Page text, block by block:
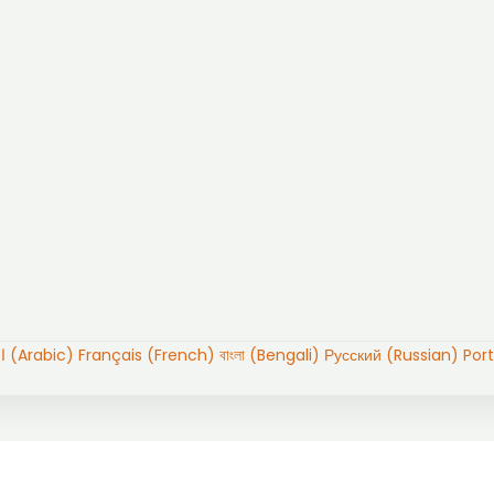
العربية (Arabic) Français (French) বাংলা (Bengali) Русский (Russian)